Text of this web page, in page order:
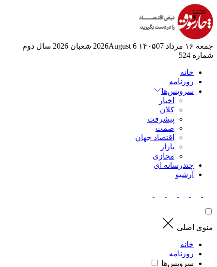
جمعه ۱۶ مرداد ۱۴۰۵ 07 2026August 6 شعبان 2026
سال دوم
شماره 524
خانه
روزنامه
سرویس‌ها
اخبار
کلان
پیشرفت
صمت
اقتصاد جهان
بازار
مجازی
چندرسانه ای
آرشیو
منوی اصلی
خانه
روزنامه
سرویس‌ها